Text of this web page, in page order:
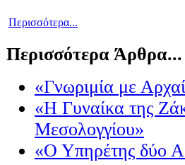
Περισσότερα...
Περισσότερα Άρθρα...
«Γνωριμία με
«Η Γυναίκα της
Μεσολογγίου»
«Ο Υπηρέτης δύο